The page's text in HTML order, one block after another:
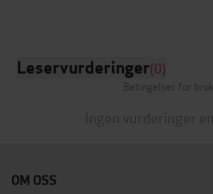
Leservurderinger(0)
Betingelser for
Ingen vurderinger
OM OSS